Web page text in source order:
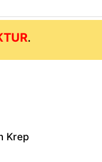
.
Krep